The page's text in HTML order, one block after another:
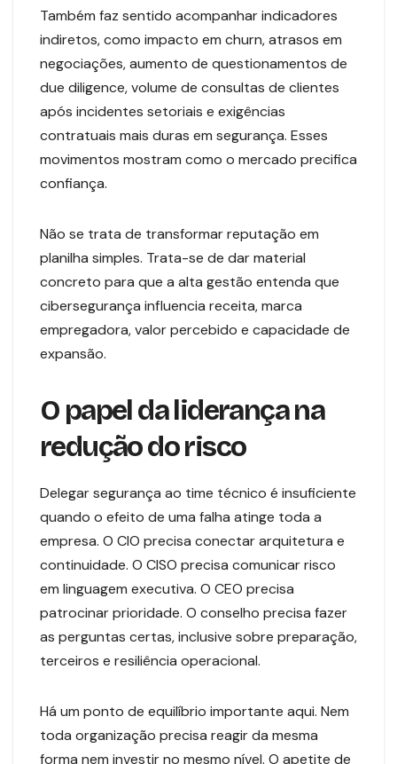
Também faz sentido acompanhar indicadores
indiretos, como impacto em churn, atrasos em
negociações, aumento de questionamentos de
due diligence, volume de consultas de clientes
após incidentes setoriais e exigências
contratuais mais duras em segurança. Esses
movimentos mostram como o mercado precifica
confiança.
Não se trata de transformar reputação em
planilha simples. Trata-se de dar material
concreto para que a alta gestão entenda que
cibersegurança influencia receita, marca
empregadora, valor percebido e capacidade de
expansão.
O papel da liderança na
redução do risco
Delegar segurança ao time técnico é insuficiente
quando o efeito de uma falha atinge toda a
empresa. O CIO precisa conectar arquitetura e
continuidade. O CISO precisa comunicar risco
em linguagem executiva. O CEO precisa
patrocinar prioridade. O conselho precisa fazer
as perguntas certas, inclusive sobre preparação,
terceiros e resiliência operacional.
Há um ponto de equilíbrio importante aqui. Nem
toda organização precisa reagir da mesma
forma nem investir no mesmo nível. O apetite de